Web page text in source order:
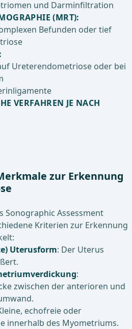
und Darminfiltration
(MRT):
Befunden oder tief
:
Ureterendometriose oder bei
VERFAHREN JE NACH
zur Erkennung
Sonographic Assessment
Kriterien zur Erkennung
Uterusform: Der Uterus
:
zwischen der anterioren und
echofreie oder
innerhalb des Myometriums.